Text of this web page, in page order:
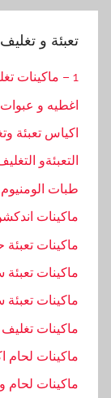
تعبئة و تغليف
1 – ماكينات تغليف بالفاكيوم
اغطيه و عبوات
اكياس تعبئة
التعبئةو
طبات
ماكينات
ماكينات
ماكينات
ماكينات
ماكينات
ماكينات لحام
ماكينات لحام